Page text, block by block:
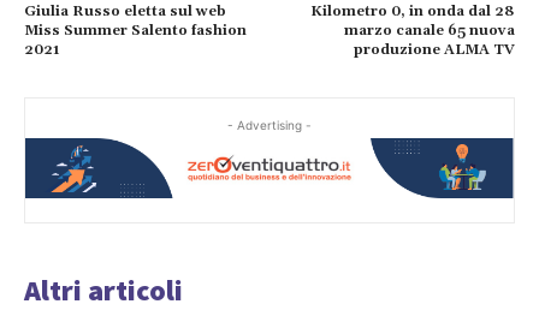
Giulia Russo eletta sul web
Miss Summer Salento fashion
2021
Kilometro 0, in onda dal 28
marzo canale 65 nuova
produzione ALMA TV
- Advertising -
Altri articoli